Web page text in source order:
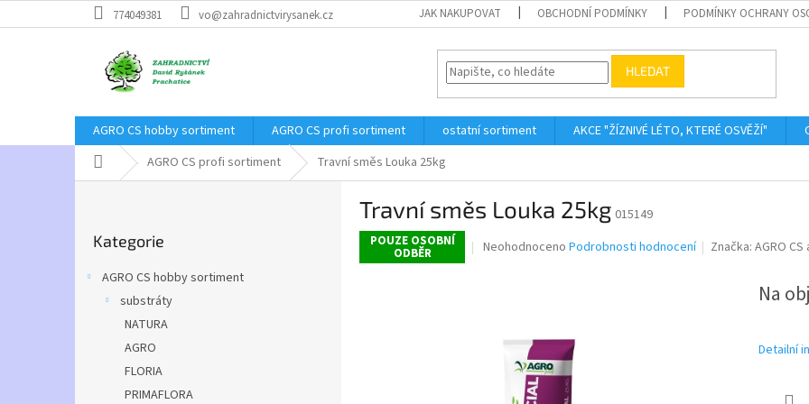
na
774049381 vo@zahradnictvirysanek.cz JAK NAKUPOVAT OBCHODNÍ PODMÍNKY PODMÍNKY OCHRANY
HLEDAT
AGRO CS hobby sortiment AGRO CS profi sortiment ostatní sortiment AKCE "ŽÍZNIVÉ LÉTO, KTERÉ OSVĚŽÍ"
Domů AGRO CS profi sortiment Travní směs Louka 25kg
kategorie
Kategorie
AGRO CS hobby sortiment
substráty
NATURA
AGRO
FLORIA
PRIMAFLORA
Travní směs Louka 25kg 015149
POUZE OSOBNÍ
ODBĚR
Průměrné
hvězdiček.
Neohodnoceno Podrobnosti hodnocení Značka:AGRO CS
Na
Detailní